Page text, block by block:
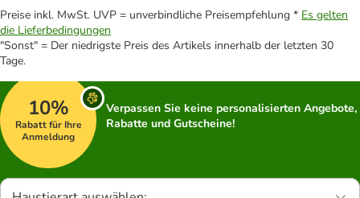
Preise inkl. MwSt. UVP = unverbindliche Preisempfehlung * Es gelten
die Lieferbedingungen
"Sonst" = Der niedrigste Preis des Artikels innerhalb der letzten 30
Tage.
10%
Rabatt für Ihre
Anmeldung
Verpassen Sie keine personalisierten Angebote,
Rabatte und Gutscheine!